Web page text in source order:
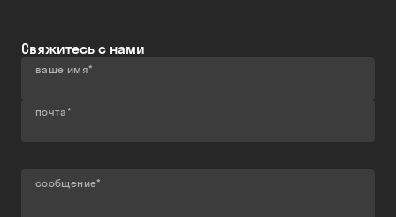
Свяжитесь с нами
ваше имя*
почта*
сообщение*